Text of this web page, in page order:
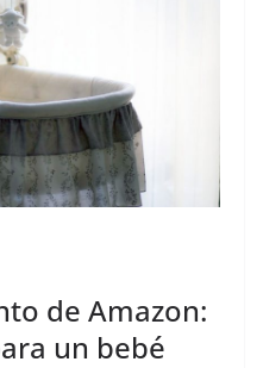
de Amazon:
un bebé